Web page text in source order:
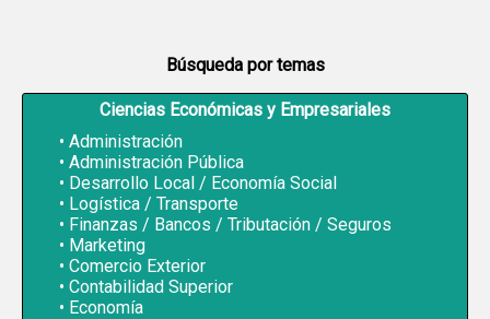
Búsqueda por temas
Ciencias Económicas y Empresariales
Administración
Administración Pública
Desarrollo Local / Economía Social
Logística / Transporte
Finanzas / Bancos / Tributación / Seguros
Marketing
Comercio Exterior
Contabilidad Superior
Economía